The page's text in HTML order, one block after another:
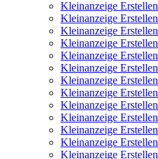
Kleinanzeige Erstellen
Kleinanzeige Erstellen
Kleinanzeige Erstellen
Kleinanzeige Erstellen
Kleinanzeige Erstellen
Kleinanzeige Erstellen
Kleinanzeige Erstellen
Kleinanzeige Erstellen
Kleinanzeige Erstellen
Kleinanzeige Erstellen
Kleinanzeige Erstellen
Kleinanzeige Erstellen
Kleinanzeige Erstellen